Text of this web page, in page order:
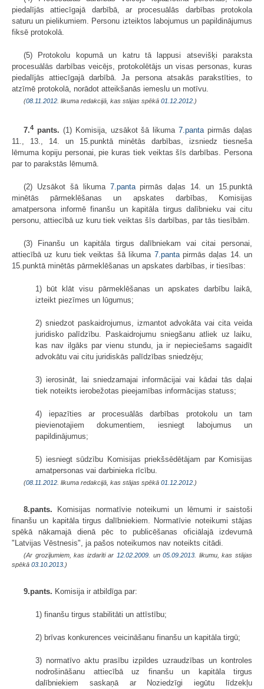
piedalījās attiecīgajā darbībā, ar procesuālās darbības protokola
saturu un pielikumiem. Personu izteiktos labojumus un papildinājumus
fiksē protokolā.
(5) Protokolu kopumā un katru tā lappusi atsevišķi paraksta
procesuālās darbības veicējs, protokolētājs un visas personas, kuras
piedalījās attiecīgajā darbībā. Ja persona atsakās parakstīties, to
atzīmē protokolā, norādot atteikšanās iemeslu un motīvu.
(08.11.2012 . likuma redakcijā, kas stājas spēkā 01.12.2012. )
7.4 pants. (1) Komisija, uzsākot šā likuma7.pantapirmās daļas
11., 13., 14. un 15.punktā minētās darbības, izsniedz tiesneša
lēmuma kopiju personai, pie kuras tiek veiktas šīs darbības. Persona
par to parakstās lēmumā.
(2) Uzsākot šā likuma 7.pantapirmās daļas 14. un 15.punktā
minētās pārmeklēšanas un apskates darbības, Komisijas
amatpersona informē finanšu un kapitāla tirgus dalībnieku vai citu
personu, attiecībā uz kuru tiek veiktas šīs darbības, par tās tiesībām.
(3) Finanšu un kapitāla tirgus dalībniekam vai citai personai,
attiecībā uz kuru tiek veiktas šā likuma 7.pantapirmās daļas 14. un
15.punktā minētās pārmeklēšanas un apskates darbības, ir tiesības:
1) būt klāt visu pārmeklēšanas un apskates darbību laikā,
izteikt piezīmes un lūgumus;
2) sniedzot paskaidrojumus, izmantot advokāta vai cita veida
juridisko palīdzību. Paskaidrojumu sniegšanu atliek uz laiku,
kas nav ilgāks par vienu stundu, ja ir nepieciešams sagaidīt
advokātu vai citu juridiskās palīdzības sniedzēju;
3) ierosināt, lai sniedzamajai informācijai vai kādai tās daļai
tiek noteikts ierobežotas pieejamības informācijas statuss;
4) iepazīties ar procesuālās darbības protokolu un tam
pievienotajiem dokumentiem, iesniegt labojumus un
papildinājumus;
5) iesniegt sūdzību Komisijas priekšsēdētājam par Komisijas
amatpersonas vai darbinieka rīcību.
(08.11.2012. likuma redakcijā, kas stājas spēkā 01.12.2012.)
8.pants. Komisijas normatīvie noteikumi un lēmumi ir saistoši
finanšu un kapitāla tirgus dalībniekiem. Normatīvie noteikumi stājas
spēkā nākamajā dienā pēc to publicēšanas oficiālajā izdevumā
"Latvijas Vēstnesis", ja pašos noteikumos nav noteikts citādi.
(Ar grozījumiem, kas izdarīti ar 12.02.2009. un05.09.2013. likumu, kas stājas
spēkā 03.10.2013.)
9.pants. Komisija ir atbildīga par:
1) finanšu tirgus stabilitāti un attīstību;
2) brīvas konkurences veicināšanu finanšu un kapitāla tirgū;
3) normatīvo aktu prasību izpildes uzraudzības un kontroles
nodrošināšanu attiecībā uz finanšu un kapitāla tirgus
dalībniekiem saskaņā ar Noziedzīgi iegūtu līdzekļu